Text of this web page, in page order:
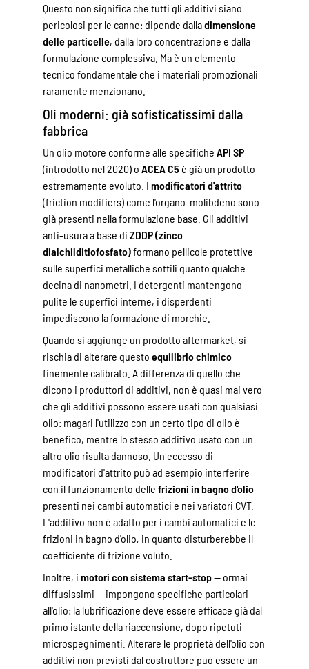
Questo non significa che tutti gli additivi siano
pericolosi per le canne: dipende dalladimensione
delle particelle, dalla loro concentrazione e dalla
formulazione complessiva. Ma è un elemento
tecnico fondamentale che i materiali promozionali
raramente menzionano.
Oli moderni: già sofisticatissimi dalla
fabbrica
Un olio motore conforme alle specifiche API SP
(introdotto nel 2020) o ACEA C5 è già un prodotto
estremamente evoluto. I modificatori d'attrito
(friction modifiers) come l'organo-molibdeno sono
già presenti nella formulazione base. Gli additivi
anti-usura a base di ZDDP (zinco
dialchilditiofosfato)formano pellicole protettive
sulle superfici metalliche sottili quanto qualche
decina di nanometri. I detergenti mantengono
pulite le superfici interne, i disperdenti
impediscono la formazione di morchie.
Quando si aggiunge un prodotto aftermarket, si
rischia di alterare questo equilibrio chimico
finemente calibrato. A differenza di quello che
dicono i produttori di additivi, non è quasi mai vero
che gli additivi possono essere usati con qualsiasi
olio: magari l'utilizzo con un certo tipo di olio è
benefico, mentre lo stesso additivo usato con un
altro olio risulta dannoso. Un eccesso di
modificatori d'attrito può ad esempio interferire
con il funzionamento delle frizioni in bagno d'olio
presenti nei cambi automatici e nei variatori CVT.
L'additivo non è adatto per i cambi automatici e le
frizioni in bagno d'olio, in quanto disturberebbe il
coefficiente di frizione voluto.
Inoltre, i motori con sistema start-stop— ormai
diffusissimi — impongono specifiche particolari
all'olio: la lubrificazione deve essere efficace già dal
primo istante della riaccensione, dopo ripetuti
microspegnimenti. Alterare le proprietà dell'olio con
additivi non previsti dal costruttore può essere un